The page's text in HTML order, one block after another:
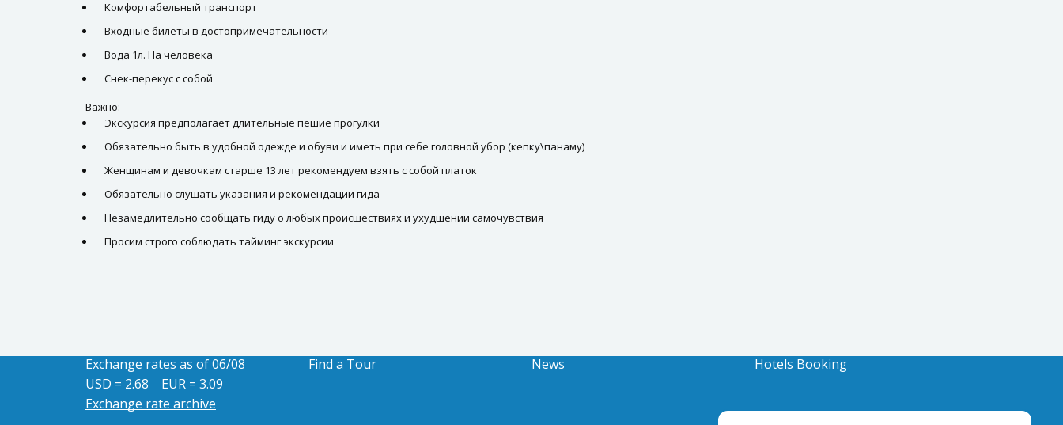
Комфортабельный транспорт
Входные билеты в достопримечательности
Вода 1л. На человека
Снек-перекус с собой
Важно:
Экскурсия предполагает длительные пешие прогулки
Обязательно быть в удобной одежде и обуви и иметь при себе головной убор (кепку\панаму)
Женщинам и девочкам старше 13 лет рекомендуем взять с собой платок
Обязательно слушать указания и рекомендации гида
Незамедлительно сообщать гиду о любых происшествиях и ухудшении самочувствия
Просим строго соблюдать тайминг экскурсии
Exchange rates as of 06/08
USD = 2.68
EUR = 3.09
Exchange rate archive
Find a Tour News Hotels Booking